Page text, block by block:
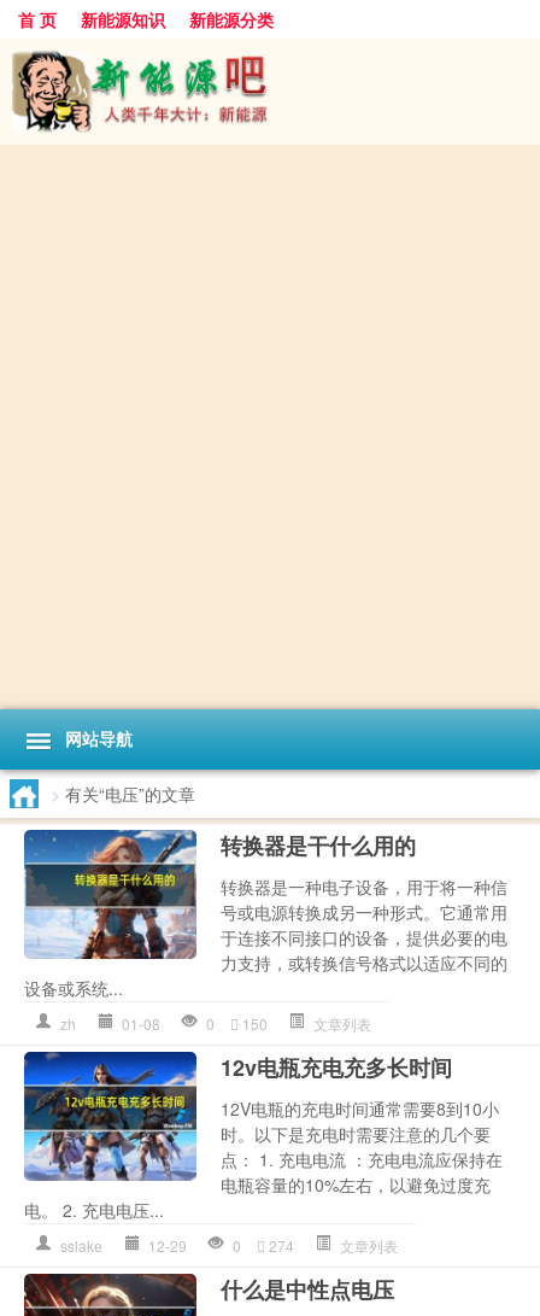
首 页 新能源知识 新能源分类
网站导航
> 有关“电压”的文章
转换器是干什么用的
转换器是一种电子设备，用于将一种信
号或电源转换成另一种形式。它通常用
于连接不同接口的设备，提供必要的电
力支持，或转换信号格式以适应不同的
设备或系统...
zh 01-08 0 150 文章列表
12v电瓶充电充多长时间
12V电瓶的充电时间通常需要8到10小
时。以下是充电时需要注意的几个要
点： 1. 充电电流 ：充电电流应保持在
电瓶容量的10%左右，以避免过度充
电。 2. 充电电压...
sslake 12-29 0 274 文章列表
什么是中性点电压